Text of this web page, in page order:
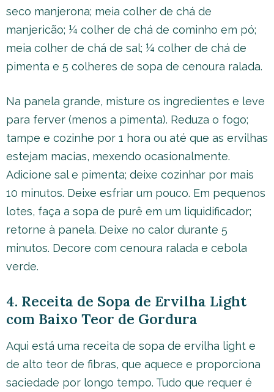
seco manjerona; meia colher de chá de
manjericão; ¼ colher de chá de cominho em pó;
meia colher de chá de sal; ¼ colher de chá de
pimenta e 5 colheres de sopa de cenoura ralada.
Na panela grande, misture os ingredientes e leve
para ferver (menos a pimenta). Reduza o fogo;
tampe e cozinhe por 1 hora ou até que as ervilhas
estejam macias, mexendo ocasionalmente.
Adicione sal e pimenta; deixe cozinhar por mais
10 minutos. Deixe esfriar um pouco. Em pequenos
lotes, faça a sopa de purê em um liquidificador;
retorne à panela. Deixe no calor durante 5
minutos. Decore com cenoura ralada e cebola
verde.
4. Receita de Sopa de Ervilha Light
com Baixo Teor de Gordura
Aqui está uma receita de sopa de ervilha light e
de alto teor de fibras, que aquece e proporciona
saciedade por longo tempo. Tudo que requer é